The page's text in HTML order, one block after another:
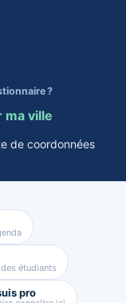
?
ville
de coordonnées
étudiants
pro